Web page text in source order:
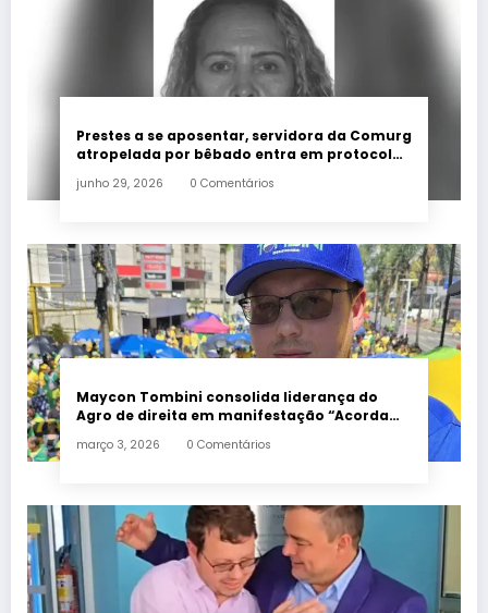
Prestes a se aposentar, servidora da Comurg
atropelada por bêbado entra em protocolo
junho 29, 2026 0 Comentários
Maycon Tombini consolida liderança do
Agro de direita em manifestação “Acorda
março 3, 2026 0 Comentários